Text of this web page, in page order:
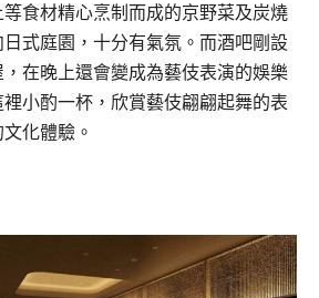
食材精心烹制而成的京野菜及炭燒
式庭園，十分有氣氛。而酒吧剛設
在晚上還會變成為藝伎表演的娛樂
小酌一杯，欣賞藝伎翩翩起舞的表
化體驗。